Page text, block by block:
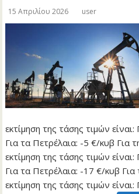
15 Απριλίου 2026 user
εκτίμηση της τάσης τιμών
Για τα Πετρέλαια: -5 €/κυβ Για
εκτίμηση της τάσης τιμών
Για τα Πετρέλαια: -17 €/κυβ
εκτίμηση της τάσης τιμών